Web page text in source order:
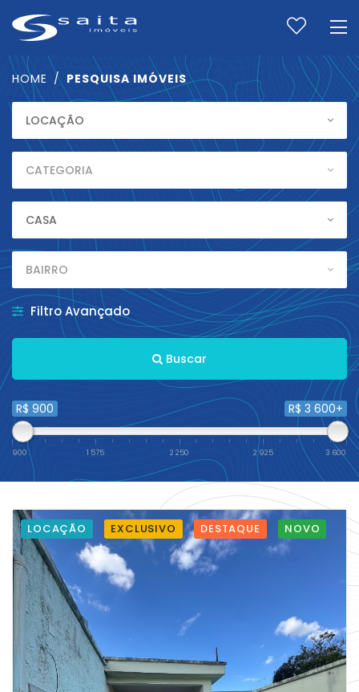
HOME PESQUISA IMÓVEIS
FINALIDADE
LOCAÇÃO
CATEGORIA
CASA
BAIRRO
CHAVEFiltro Avançado
Buscar
R$ 900 R$ 3 600+
900 1 575 2 250 2 925 3 600
LOCAÇÃO EXCLUSIVO DESTAQUE NOVO